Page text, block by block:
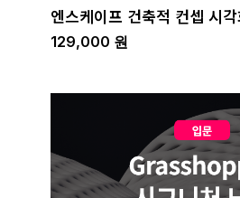
엔스케이프 건축적 컨셉 시
129,000 원